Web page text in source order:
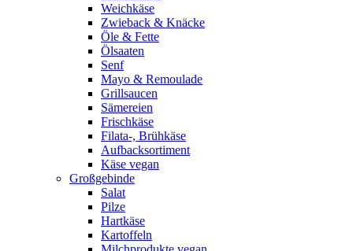
Weichkäse
Zwieback & Knäcke
Öle & Fette
Ölsaaten
Senf
Mayo & Remoulade
Grillsaucen
Sämereien
Frischkäse
Filata-, Brühkäse
Aufbacksortiment
Käse vegan
Großgebinde
Salat
Pilze
Hartkäse
Kartoffeln